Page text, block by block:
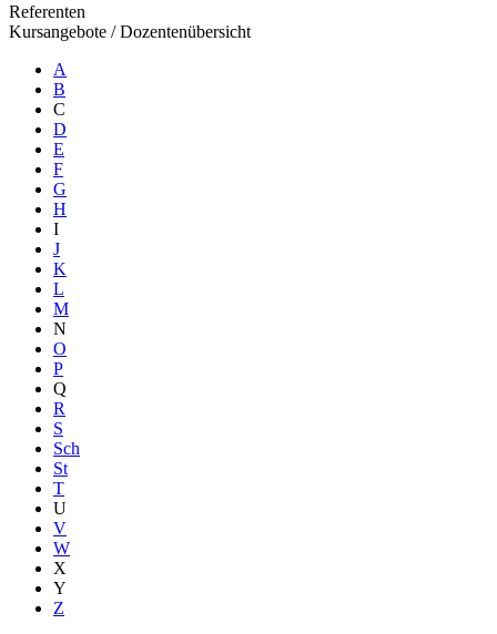
Referenten
Kursangebote /Dozentenübersicht
A
B
C
D
E
F
G
H
I
J
K
L
M
N
O
P
Q
R
S
Sch
St
T
U
V
W
X
Y
Z